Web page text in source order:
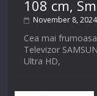
108 cm,
November 8, 2024
Cea mai
Televizor
Ultra HD,